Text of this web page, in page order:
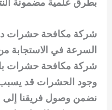
شركة مكافحة حشرات
السرعة في الاستجابة
شركة مكافحة حشرات
وجود الحشرات قد يسبب
نضمن وصول فريقنا